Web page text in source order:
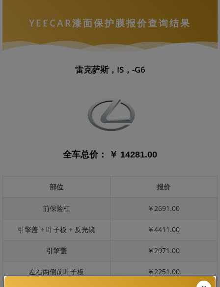
YEECAR漆面保护膜报价查询结果
雷克萨斯，IS，-G6
全车总价： ￥ 14281.00
部位 报价
前保险杠 ￥2691.00
引擎盖 + 叶子板 + 反光镜 ￥4411.00
引擎盖 ￥2971.00
左右两侧前叶子板 ￥2251.00